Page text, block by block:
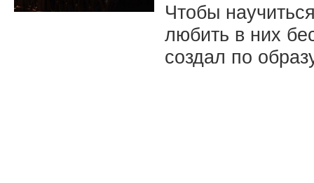
Чтобы
любить в них
создал по